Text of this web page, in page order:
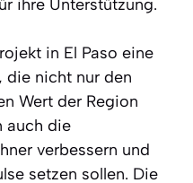
ihre Unterstützung.
in El Paso eine
die nicht nur den
Wert der Region
auch die
verbessern und
setzen sollen. Die